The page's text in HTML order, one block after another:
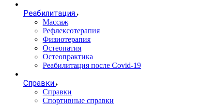
Реабилитация
Массаж
Рефлексотерапия
Физиотерапия
Остеопатия
Остеопрактика
Реабилитация после Covid-19
Справки
Справки
Спортивные справки